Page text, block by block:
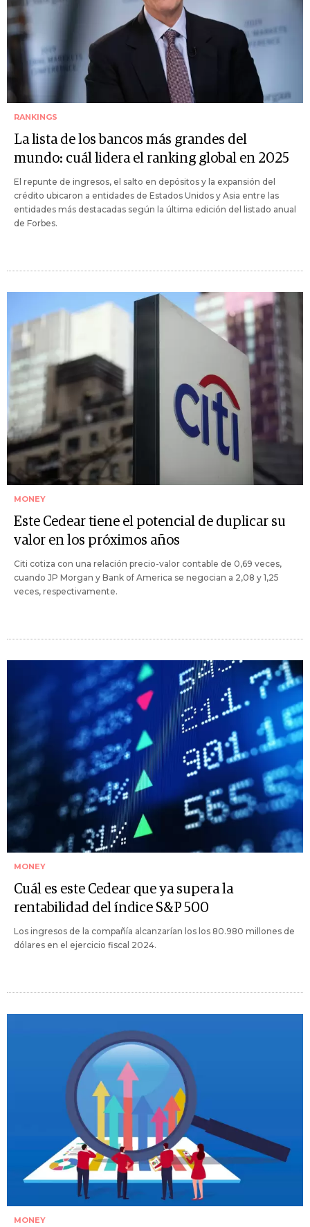
RANKINGS
La lista de los bancos más grandes del
mundo: cuál lidera el ranking global en 2025
El repunte de ingresos, el salto en depósitos y la expansión del
crédito ubicaron a entidades de Estados Unidos y Asia entre las
entidades más destacadas según la última edición del listado anual
de Forbes.
MONEY
Este Cedear tiene el potencial de duplicar su
valor en los próximos años
Citi cotiza con una relación precio-valor contable de 0,69 veces,
cuando JP Morgan y Bank of America se negocian a 2,08 y 1,25
veces, respectivamente.
MONEY
Cuál es este Cedear que ya supera la
rentabilidad del índice S&P 500
Los ingresos de la compañía alcanzarían los los 80.980 millones de
dólares en el ejercicio fiscal 2024.
MONEY